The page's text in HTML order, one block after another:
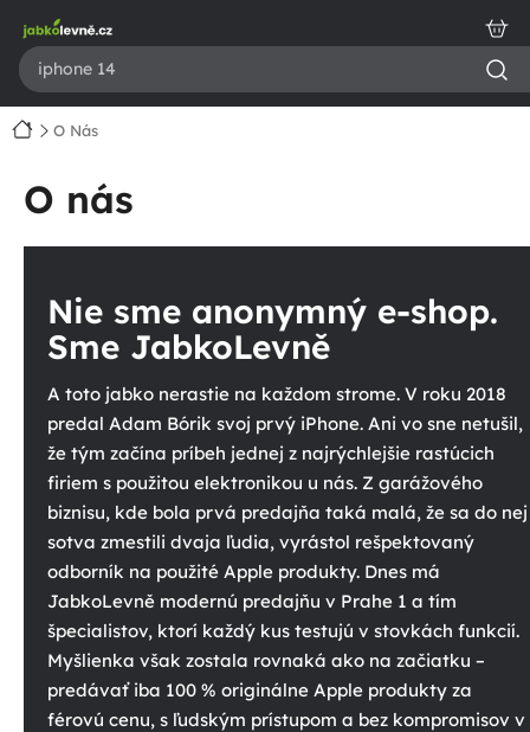
obsah
DomovO Nás
O nás
Nie sme anonymný e-shop.
Sme JabkoLevně
A toto jabko nerastie na každom strome. V roku 2018
predal Adam Bórik svoj prvý iPhone. Ani vo sne netušil,
že tým začína príbeh jednej z najrýchlejšie rastúcich
firiem s použitou elektronikou u nás. Z garážového
biznisu, kde bola prvá predajňa taká malá, že sa do nej
sotva zmestili dvaja ľudia, vyrástol rešpektovaný
odborník na použité Apple produkty. Dnes má
JabkoLevně modernú predajňu v Prahe 1 a tím
špecialistov, ktorí každý kus testujú v stovkách funkcií.
Myšlienka však zostala rovnaká ako na začiatku –
predávať iba 100 % originálne Apple produkty za
férovú cenu, s ľudským prístupom a bez kompromisov v